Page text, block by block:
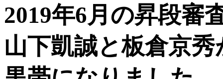
2019年6月の昇段審
山下凱誠と板倉京